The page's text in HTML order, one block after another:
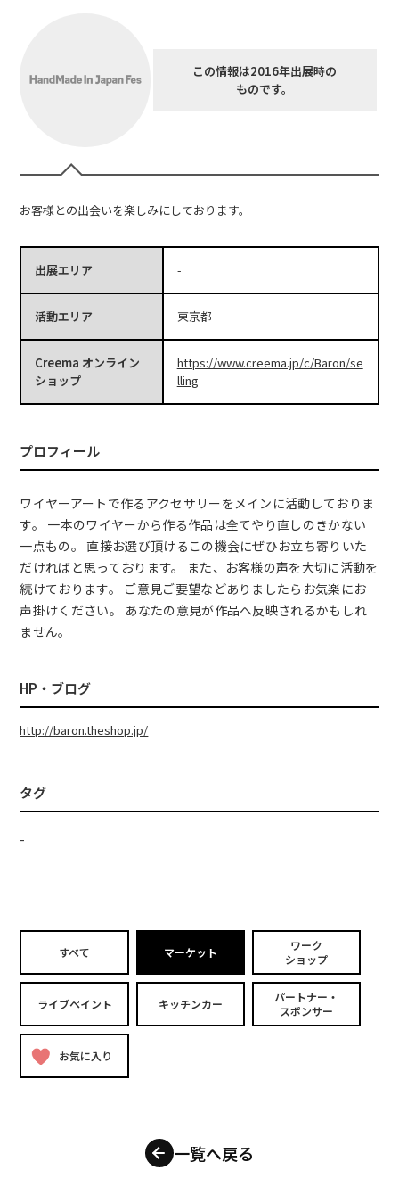
この情報は2016年出展時の
ものです。
お客様との出会いを楽しみにしております。
出展エリア -
活動エリア 東京都
Creema オンライン
ショップ
https://www.creema.jp/c/Baron/se
lling
プロフィール
ワイヤーアートで作るアクセサリーをメインに活動しておりま
す。 一本のワイヤーから作る作品は全てやり直しのきかない
一点もの。 直接お選び頂けるこの機会にぜひお立ち寄りいた
だければと思っております。 また、お客様の声を大切に活動を
続けております。 ご意見ご要望などありましたらお気楽にお
声掛けください。 あなたの意見が作品へ反映されるかもしれ
ません。
HP・ブログ
http://baron.theshop.jp/
タグ
-
すべて マーケット
ワーク
ショップ
ライブペイント キッチンカー
パートナー・
スポンサー
お気に入り
一覧へ戻る